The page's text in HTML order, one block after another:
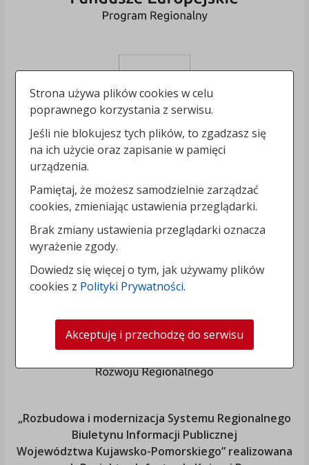
„Rozbudowa i modernizacja Systemu Regionalnego
Biuletynu Informacji Publicznej
Województwa Kujawsko-Pomorskiego” realizowana
Strona używa plików cookies w celu
poprawnego korzystania z serwisu.
Jeśli nie blokujesz tych plików, to zgadzasz się
na ich użycie oraz zapisanie w pamięci
urządzenia.
Pamiętaj, że możesz samodzielnie zarządzać
cookies, zmieniając ustawienia przeglądarki.
Brak zmiany ustawienia przeglądarki oznacza
wyrażenie zgody.
Dowiedz się więcej o tym, jak używamy plików
cookies z Polityki Prywatności.
Akceptuję i przechodzę do serwisu